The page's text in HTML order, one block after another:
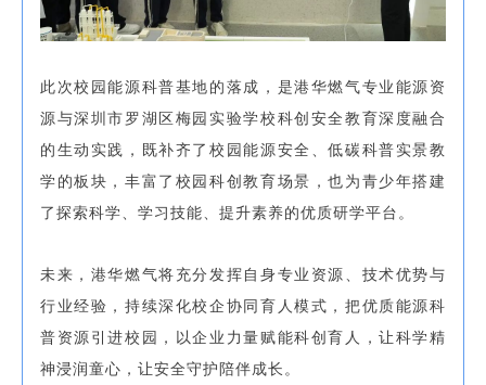
此次校园能源科普基地的落成，是港华燃气专业能源资
源与深圳市罗湖区梅园实验学校科创安全教育深度融合
的生动实践，既补齐了校园能源安全、低碳科普实景教
学的板块，丰富了校园科创教育场景，也为青少年搭建
了探索科学、学习技能、提升素养的优质研学平台。
未来，港华燃气将充分发挥自身专业资源、技术优势与
行业经验，持续深化校企协同育人模式，把优质能源科
普资源引进校园，以企业力量赋能科创育人，让科学精
神浸润童心，让安全守护陪伴成长。